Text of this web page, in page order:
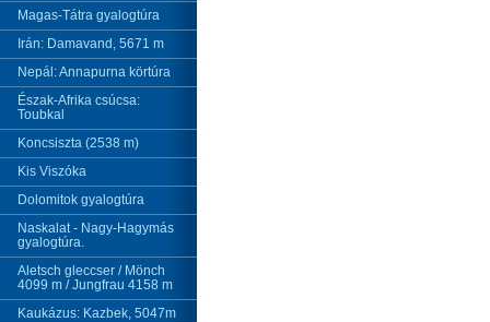
Magas-Tátra gyalogtúra
Irán: Damavand, 5671 m
Nepál: Annapurna körtúra
Észak-Afrika csúcsa:
Toubkal
Koncsiszta (2538 m)
Kis Viszóka
Dolomitok gyalogtúra
Naskalat - Nagy-Hagymás
gyalogtúra.
Aletsch gleccser / Mönch
4099 m / Jungfrau 4158 m
Kaukázus: Kazbek, 5047m